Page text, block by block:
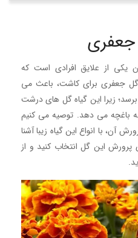
جعفری
یکی از علایق افرادی است که
جعفری برای کاشت، باعث می
زیرا این گیاه گل های درشت
باغچه می دهد. توصیه می کنیم
آن، با انواع این گیاه زیبا آشنا
این گل انتخاب کنید و از